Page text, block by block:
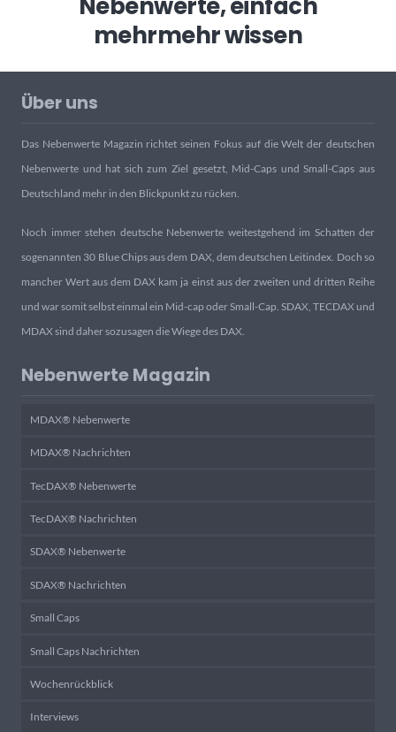
Nebenwerte, einfach
mehrmehr wissen
Über uns
Das Nebenwerte Magazin richtet seinen Fokus auf die Welt der deutschen
Nebenwerte und hat sich zum Ziel gesetzt, Mid-Caps und Small-Caps aus
Deutschland mehr in den Blickpunkt zu rücken.
Noch immer stehen deutsche Nebenwerte weitestgehend im Schatten der
sogenannten 30 Blue Chips aus dem DAX, dem deutschen Leitindex. Doch so
mancher Wert aus dem DAX kam ja einst aus der zweiten und dritten Reihe
und war somit selbst einmal ein Mid-cap oder Small-Cap. SDAX, TECDAX und
MDAX sind daher sozusagen die Wiege des DAX.
Nebenwerte Magazin
MDAX® Nebenwerte
MDAX® Nachrichten
TecDAX® Nebenwerte
TecDAX® Nachrichten
SDAX® Nebenwerte
SDAX® Nachrichten
Small Caps
Small Caps Nachrichten
Wochenrückblick
Interviews